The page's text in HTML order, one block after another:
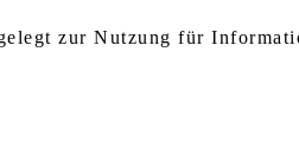
zur Nutzung für